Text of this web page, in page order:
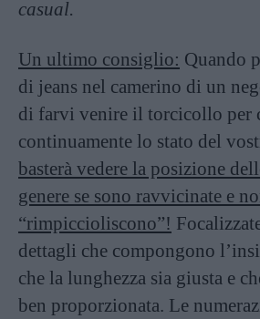
casual.
Un ultimo consiglio: Quando
di jeans nel camerino di un
di farvi venire il torcicollo per
continuamente lo stato del
basterà vedere la posizione
genere se sono ravvicinate e
“rimpiccioliscono”!
dettagli che compongono
che la lunghezza sia giusta e
ben proporzionata. Le